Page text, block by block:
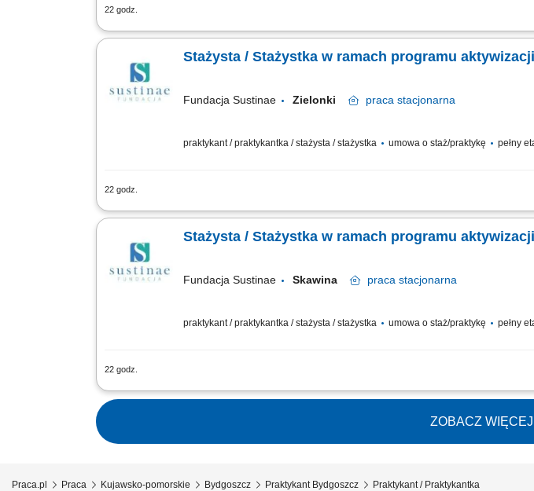
22 godz.
Projekt „RozPracuj się ! Kompleksowy program aktywizacji zawodowej osób z
Stażysta / Stażystka w ramach programu
Fundacja Sustinae Zielonki praca stacjonarna
praktykant / praktykantka / stażysta / stażystka umowa o staż/praktykę pełny
22 godz.
Projekt „RozPracuj się ! Kompleksowy program aktywizacji zawodowej osób z
Stażysta / Stażystka w ramach programu
Fundacja Sustinae Skawina praca stacjonarna
praktykant / praktykantka / stażysta / stażystka umowa o staż/praktykę pełny
22 godz.
Projekt „RozPracuj się ! Kompleksowy program aktywizacji zawodowej osób z
ZOBACZ
Praca.pl Praca Kujawsko-pomorskie Bydgoszcz Praktykant Bydgoszcz Praktykant / Praktykantka